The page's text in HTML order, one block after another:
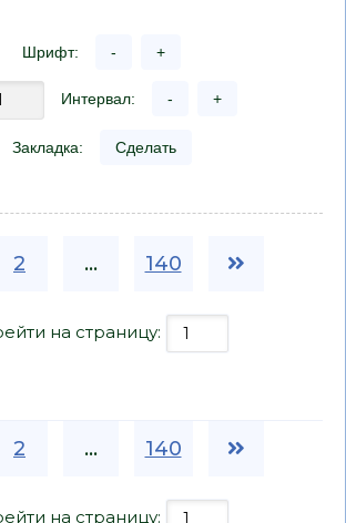
Шрифт: - +
Интервал: - +
Закладка: Сделать
2 ... 140
на страницу:
2 ... 140
на страницу: